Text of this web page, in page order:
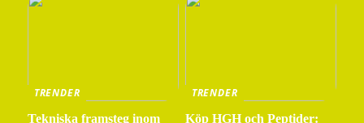
TRENDER
Tekniska framsteg inom
TRENDER
Köp HGH och Peptider: